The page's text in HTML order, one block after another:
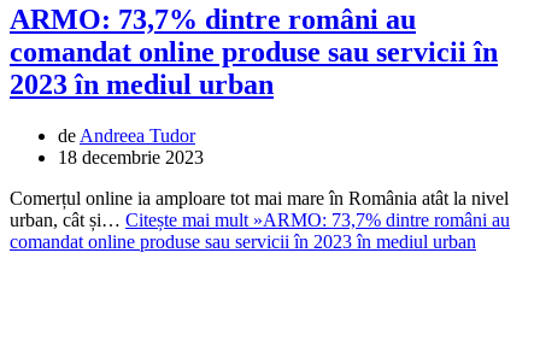
ARMO: 73,7% dintre români au
comandat online produse sau servicii în
2023 în mediul urban
de Andreea Tudor
18 decembrie 2023
Comerțul online ia amploare tot mai mare în România atât la nivel
urban, cât și… Citește mai mult »ARMO: 73,7% dintre români au
comandat online produse sau servicii în 2023 în mediul urban